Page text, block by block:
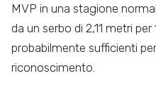
MVP in una stagione
da un serbo di 2,11 metri
probabilmente sufficienti
riconoscimento.